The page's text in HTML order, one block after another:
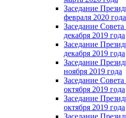
Заседание
февраля 2020 года
Заседание
декабря 2019 года
Заседание
декабря 2019 года
Заседание
ноября 2019 года
Заседание
октября 2019 года
Заседание
октября 2019 года
Заседание